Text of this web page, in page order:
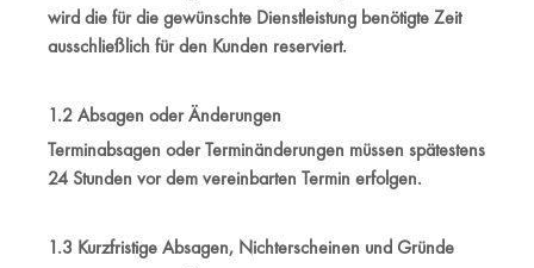
wird die für die gewünschte Dienstleistung benötigte Zeit
ausschließlich für den Kunden reserviert.
1.2 Absagen oder Änderungen
Terminabsagen oder Terminänderungen müssen spätestens
24 Stunden vor dem vereinbarten Termin erfolgen.
1.3 Kurzfristige Absagen, Nichterscheinen und Gründe